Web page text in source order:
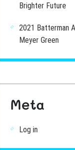
Brighter Future
2021 Batterman
Meyer Green
Meta
Log in